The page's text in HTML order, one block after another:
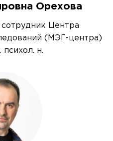
Орехова
Центра
(МЭГ-центра)
н.